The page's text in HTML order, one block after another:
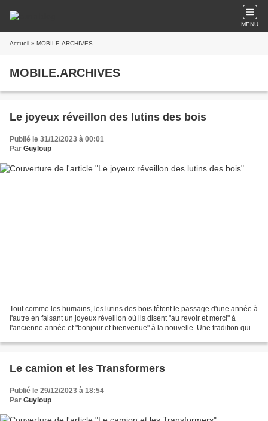
MENU
Accueil » MOBILE.ARCHIVES
MOBILE.ARCHIVES
Le joyeux réveillon des lutins des bois
Publié le 31/12/2023 à 00:01
Par Guyloup
Tout comme les humains, les lutins des bois fêtent le passage d'une année à
l'autre en faisant un joyeux réveillon où ils disent "au revoir et merci" à
l'ancienne année et "bonjour et bienvenue" à la nouvelle. Une tradition qui
Le camion et les Transformers
Publié le 29/12/2023 à 18:54
Par Guyloup